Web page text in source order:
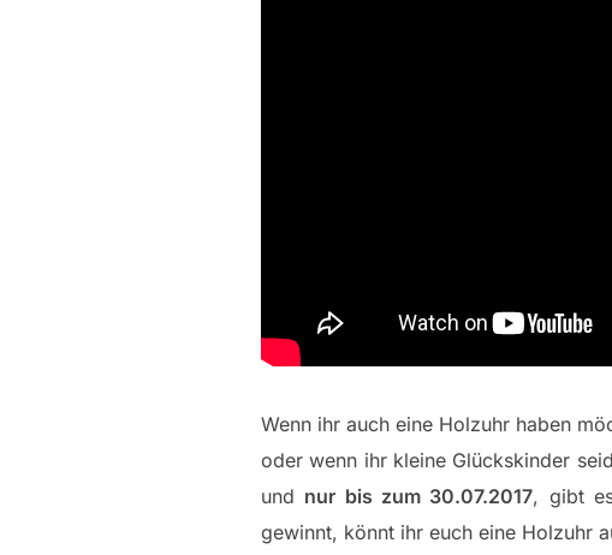
Wenn ihr auch eine Holzuhr haben
oder wenn ihr kleine Glückskinder
und nur bis zum 30.07.2017, gibt
gewinnt, könnt ihr euch eine Holzuhr